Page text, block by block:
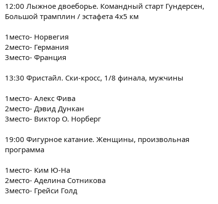
12:00 Лыжное двоеборье. Командный старт Гундерсен,
Большой трамплин / эстафета 4х5 км
1место- Норвегия
2место- Германия
3место- Франция
13:30 Фристайл. Ски-кросс, 1/8 финала, мужчины
1место- Алекс Фива
2место- Дэвид Дункан
3место- Виктор О. Норберг
19:00 Фигурное катание. Женщины, произвольная
программа
1место- Ким Ю-На
2место- Аделина Сотникова
3место- Грейси Голд